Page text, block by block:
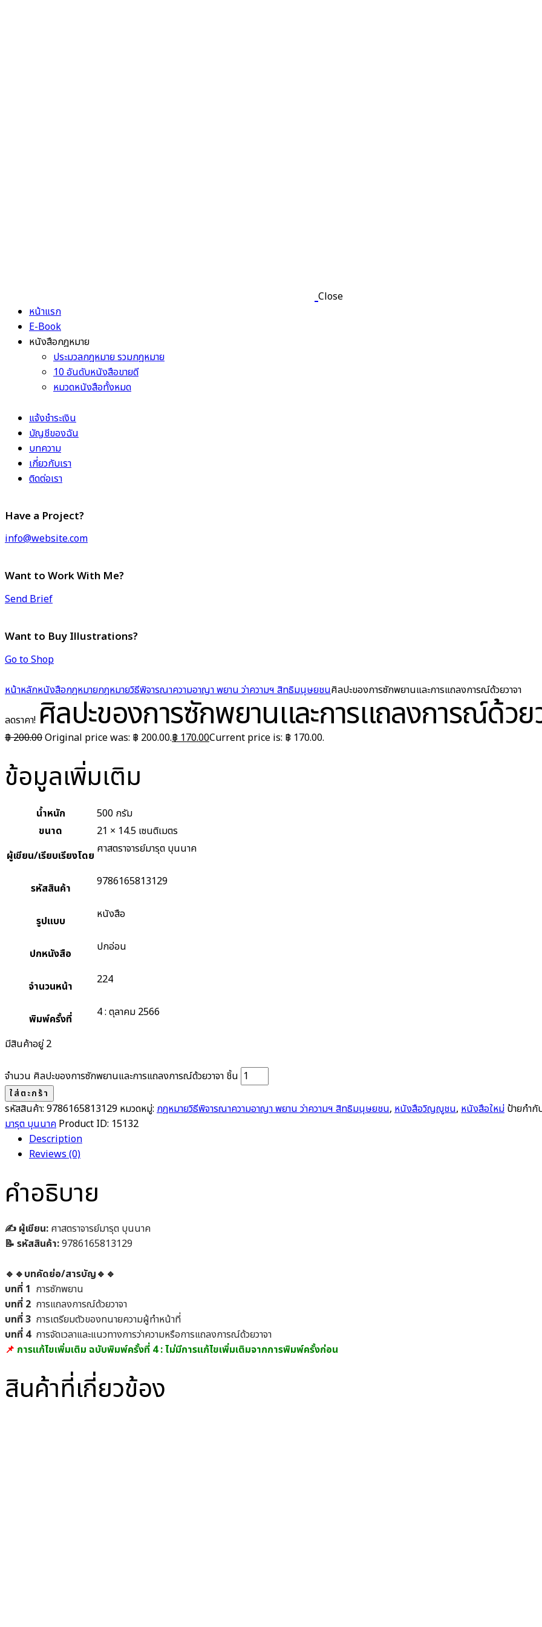
Close
หน้าแรก
E-Book
หนังสือกฎหมาย
ประมวลกฎหมาย รวมกฎหมาย
10 อันดับหนังสือขายดี
หมวดหนังสือทั้งหมด
แจ้งชำระเงิน
บัญชีของฉัน
บทความ
เกี่ยวกับเรา
ติดต่อเรา
Have a Project?
info@website.com
Want to Work With Me?
Send Brief
Want to Buy Illustrations?
Go to Shop
หน้าหลักหนังสือกฎหมายกฎหมายวิธีพิจารณาความอาญา พยาน ว่าความฯ สิทธิมนุษยชนศิลปะของการซักพยานและการแถลงการณ์ด้วยวาจา
ลดราคา! ศิลปะของการซักพยานและการแถลงการณ์ด้วย
฿200.00Original price was: ฿ 200.00.฿ 170.00Current price is: ฿ 170.00.
ข้อมูลเพิ่มเติม
น้ำหนัก
500 กรัม
ขนาด
21 × 14.5 เซนติเมตร
ผู้เขียน/เรียบเรียงโดย ศาสตราจารย์มารุต บุนนาค
รหัสสินค้า 9786165813129
รูปแบบ หนังสือ
ปกหนังสือ ปกอ่อน
จำนวนหน้า 224
พิมพ์ครั้งที่ 4 : ตุลาคม 2566
มีสินค้าอยู่ 2
จำนวน ศิลปะของการซักพยานและการแถลงการณ์ด้วยวาจา ชิ้น
ใส่ตะกร้า
รหัสสินค้า: 9786165813129 หมวดหมู่: กฎหมายวิธีพิจารณาความอาญา พยาน ว่าความฯ สิทธิมนุษยชน, หนังสือวิญญูชน, หนังสือใหม่ ป้ายกำ
มารุต บุนนาค Product ID: 15132
Description
Reviews (0)
คำอธิบาย
✍️ ผู้เขียน: ศาสตราจารย์มารุต บุนนาค
📝 รหัสสินค้า:9786165813129
🔹🔹บทคัดย่อ/สารบัญ🔹🔹
บทที่ 1 การซักพยาน
บทที่ 2 การแถลงการณ์ด้วยวาจา
บทที่ 3 การเตรียมตัวของทนายความผู้ทำหน้าที่
บทที่ 4 การจัดเวลาและแนวทางการว่าความหรือการแถลงการณ์ด้วยวาจา
📌 การแก้ไขเพิ่มเติม ฉบับพิมพ์ครั้งที่ 4 : ไม่มีการแก้ไขเพิ่มเติมจากการพิมพ์ครั้งก่อน
สินค้าที่เกี่ยวข้อง